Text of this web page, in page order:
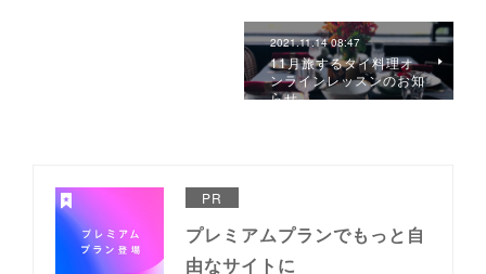
2021.11.14 08:47
11月旅するタイ料理オ
ンラインレッスンのお知
らせ
PR
プレミアムプランでもっと自
由なサイトに